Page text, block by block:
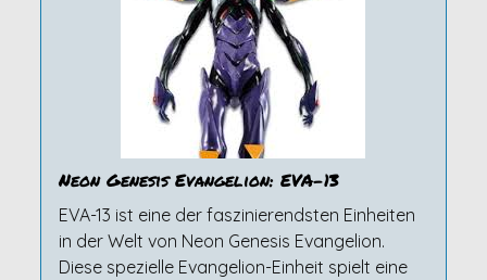
Neon Genesis Evangelion: EVA-13
EVA-13 ist eine der faszinierendsten Einheiten
in der Welt von Neon Genesis Evangelion.
Diese spezielle Evangelion-Einheit spielt eine